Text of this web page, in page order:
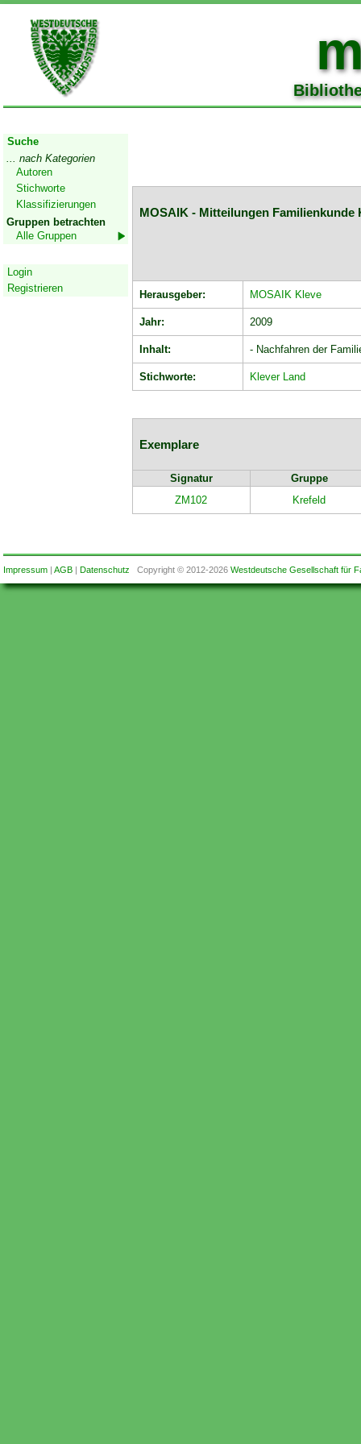
Suche
... nach Kategorien
Autoren
Stichworte
Klassifizierungen
Gruppen betrachten
Alle Gruppen
Login
Registrieren
MOSAIK - Mitteilungen Familienkunde
Herausgeber: MOSAIK Kleve
Jahr: 2009
Inhalt: - Nachfahren der
Stichworte: Klever Land
Exemplare
Signatur
Gruppe
ZM102
Krefeld
Impressum| AGB| Datenschutz Copyright © 2012-2026 Westdeutsche Gesellschaft für